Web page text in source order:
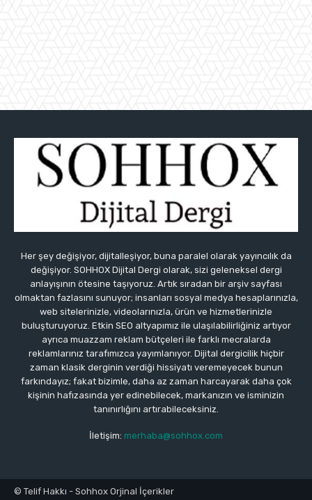
Her şey değişiyor, dijitalleşiyor, buna paralel olarak yayıncılık da
değişiyor. SOHHOX Dijital Dergi olarak, sizi geleneksel dergi
anlayışının ötesine taşıyoruz. Artık sıradan bir arşiv sayfası
olmaktan fazlasını sunuyor; insanları sosyal medya hesaplarınızla,
web sitelerinizle, videolarınızla, ürün ve hizmetlerinizle
buluşturuyoruz. Etkin SEO altyapımız ile ulaşılabilirliğiniz artıyor
ayrıca muazzam reklam bütçeleri ile farklı mecralarda
reklamlarınız tarafımızca yayımlanıyor. Dijital dergicilik hiçbir
zaman klasik derginin verdiği hissiyatı veremeyecek bunun
farkındayız; fakat bizimle, daha az zaman harcayarak daha çok
kişinin hafızasında yer edinebilecek, markanızın ve isminizin
tanınırlığını artırabileceksiniz.
İletişim: merhaba@sohhox.com
© Telif Hakkı - Sohhox Orjinal İçerikler